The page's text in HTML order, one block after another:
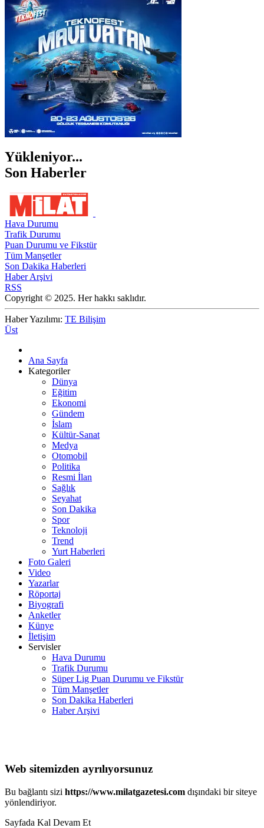
İZMİR
ŞANLIURFA
ŞIRNAK
Yükleniyor...
Son Haberler
Hava Durumu
Trafik Durumu
Puan Durumu ve Fikstür
Tüm Manşetler
Son Dakika Haberleri
Haber Arşivi
RSS
Copyright © 2025. Her hakkı saklıdır.
Haber Yazılımı: TE Bilişim
Üst
Ana Sayfa
Kategoriler
Dünya
Eğitim
Ekonomi
Gündem
İslam
Kültür-Sanat
Medya
Otomobil
Politika
Resmi İlan
Sağlık
Seyahat
Son Dakika
Spor
Teknoloji
Trend
Yurt Haberleri
Foto Galeri
Video
Yazarlar
Röportaj
Biyografi
Anketler
Künye
İletişim
Servisler
Hava Durumu
Trafik Durumu
Süper Lig Puan Durumu ve Fikstür
Tüm Manşetler
Son Dakika Haberleri
Haber Arşivi
Web sitemizden ayrılıyorsunuz
Bu bağlantı sizi https://www.milatgazetesi.com dışındaki bir siteye
yönlendiriyor.
Sayfada Kal Devam Et